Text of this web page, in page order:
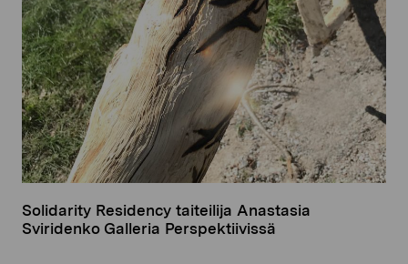
Solidarity Residency taiteilija Anastasia
Sviridenko Galleria Perspektiivissä